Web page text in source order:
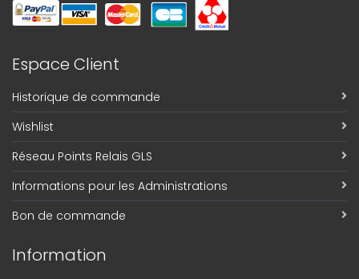
Espace Client
Historique de commande
Wishlist
Réseau Points Relais GLS
Informations pour les Administrations
Bon de commande
Information